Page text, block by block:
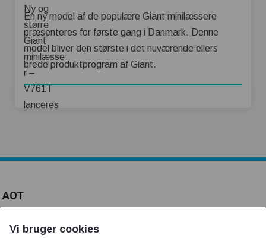
En ny model af de populære Giant minilæssere
præsenteres for første gang i Danmark. Denne
model bliver den største i det nuværende ellers
brede produktprogram af Giant.
AOT
Om os
Vi bruger cookies